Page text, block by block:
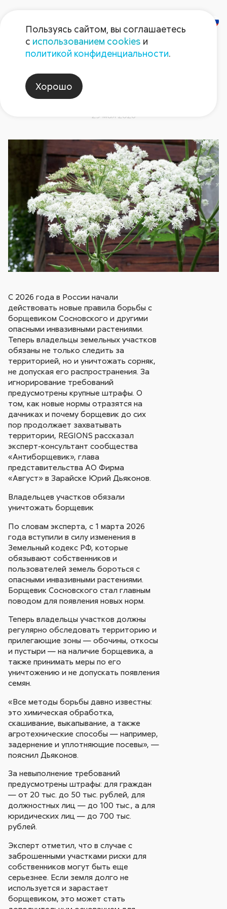
Штрафы до ₽50 тыс.: как
дачников накажут за
борщевик на участке
29 мая 2026
С 2026 года в России начали
действовать новые правила борьбы с
борщевиком Сосновского и другими
опасными инвазивными растениями.
Теперь владельцы земельных участков
обязаны не только следить за
территорией, но и уничтожать сорняк,
не допуская его распространения. За
игнорирование требований
предусмотрены крупные штрафы. О
том, как новые нормы отразятся на
дачниках и почему борщевик до сих
пор продолжает захватывать
территории, REGIONS рассказал
эксперт-консультант сообщества
«Антиборщевик», глава
представительства АО Фирма
«Август» в Зарайске Юрий Дьяконов.
Владельцев участков обязали
уничтожать борщевик
По словам эксперта, с 1 марта 2026
года вступили в силу изменения в
Земельный кодекс РФ, которые
обязывают собственников и
пользователей земель бороться с
опасными инвазивными растениями.
Борщевик Сосновского стал главным
поводом для появления новых норм.
Теперь владельцы участков должны
регулярно обследовать территорию и
прилегающие зоны — обочины, откосы
и пустыри — на наличие борщевика, а
также принимать меры по его
уничтожению и не допускать появления
семян.
«Все методы борьбы давно известны:
это химическая обработка,
скашивание, выкапывание, а также
агротехнические способы — например,
задернение и уплотняющие посевы», —
пояснил Дьяконов.
За невыполнение требований
предусмотрены штрафы: для граждан
— от 20 тыс. до 50 тыс. рублей, для
должностных лиц — до 100 тыс., а для
юридических лиц — до 700 тыс.
рублей.
Эксперт отметил, что в случае с
заброшенными участками риски для
собственников могут быть еще
серьезнее. Если земля долго не
используется и зарастает
борщевиком, это может стать
Пользуясь сайтом, вы соглашаетесь
с использованием cookies и
политикой конфиденциальности.
Хорошо